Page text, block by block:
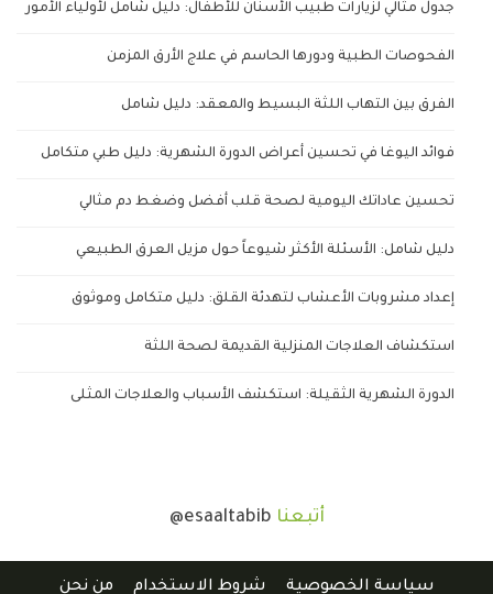
جدول مثالي لزيارات طبيب الأسنان للأطفال: دليل شامل لأولياء الأمور
الفحوصات الطبية ودورها الحاسم في علاج الأرق المزمن
الفرق بين التهاب اللثة البسيط والمعقد: دليل شامل
فوائد اليوغا في تحسين أعراض الدورة الشهرية: دليل طبي متكامل
تحسين عاداتك اليومية لصحة قلب أفضل وضغط دم مثالي
دليل شامل: الأسئلة الأكثر شيوعاً حول مزيل العرق الطبيعي
إعداد مشروبات الأعشاب لتهدئة القلق: دليل متكامل وموثوق
استكشاف العلاجات المنزلية القديمة لصحة اللثة
الدورة الشهرية الثقيلة: استكشف الأسباب والعلاجات المثلى
أتبعنا @esaaltabib
سياسة الخصوصية شروط الاستخدام من نحن